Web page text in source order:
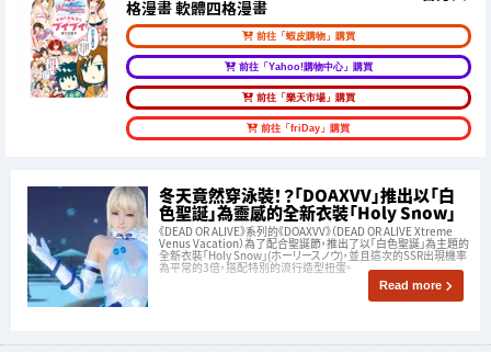
格漫畫 軟體四格漫畫
前往「蝦皮購物」購買
前往「Yahoo!購物中心」購買
前往「樂天市場」購買
前往「friDay」購買
冬天竟然穿泳裝！？「DOAXVV」推出以「白
色聖誕」為靈感的全新衣裝「Holy Snow」
《DEAD OR ALIVE》系列的《DOAXVV》（DEAD OR ALIVE Xtreme
Venus Vacation）為了配合聖誕節，推出了以「白色聖誕」為主題的
全新衣裝「Holy Snow」(ホーリースノウ)，並且這次的SSR出現機率
為平常的3倍，搭配特別的流行造型扭蛋。
Read more